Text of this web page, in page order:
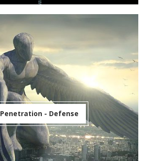
Penetration - Defense